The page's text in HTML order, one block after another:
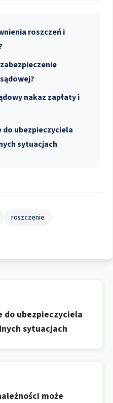
roszczeń i
nakaz zapłaty i
do ubezpieczyciela
sytuacjach
roszczenie
do ubezpieczyciela
sytuacjach
może